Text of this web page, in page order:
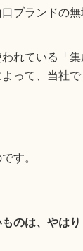
ブランドの無
れている「
って、当社
す。
のは、やはり